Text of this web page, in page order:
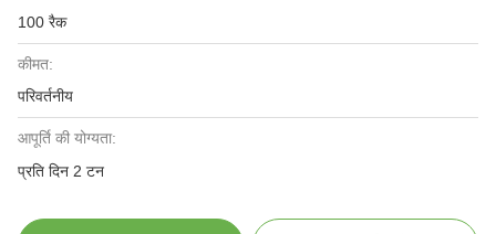
100 रैक
कीमत:
परिवर्तनीय
आपूर्ति की योग्यता:
प्रति दिन 2 टन